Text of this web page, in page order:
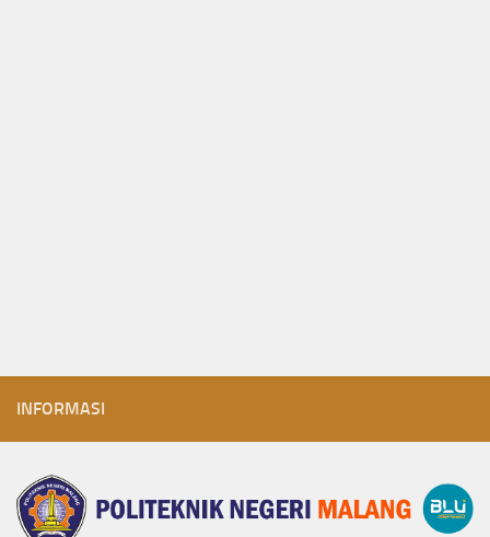
INFORMASI